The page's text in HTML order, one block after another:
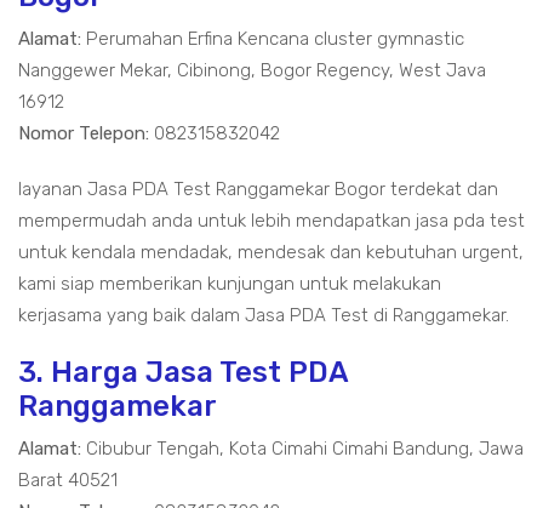
Alamat: Perumahan Erfina Kencana cluster gymnastic
Nanggewer Mekar, Cibinong, Bogor Regency, West Java
16912
Nomor Telepon: 082315832042
layanan Jasa PDA Test Ranggamekar Bogor terdekat dan
mempermudah anda untuk lebih mendapatkan jasa pda test
untuk kendala mendadak, mendesak dan kebutuhan urgent,
kami siap memberikan kunjungan untuk melakukan
kerjasama yang baik dalam Jasa PDA Test di Ranggamekar.
3. Harga Jasa Test PDA
Ranggamekar
Alamat: Cibubur Tengah, Kota Cimahi Cimahi Bandung, Jawa
Barat 40521